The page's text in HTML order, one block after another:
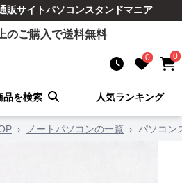
販サイトパソコンスタンドマニア
のご購入で送料無料
0 0
品を検索 人気ランキング
› ノートパソコンの一覧 › パソコン